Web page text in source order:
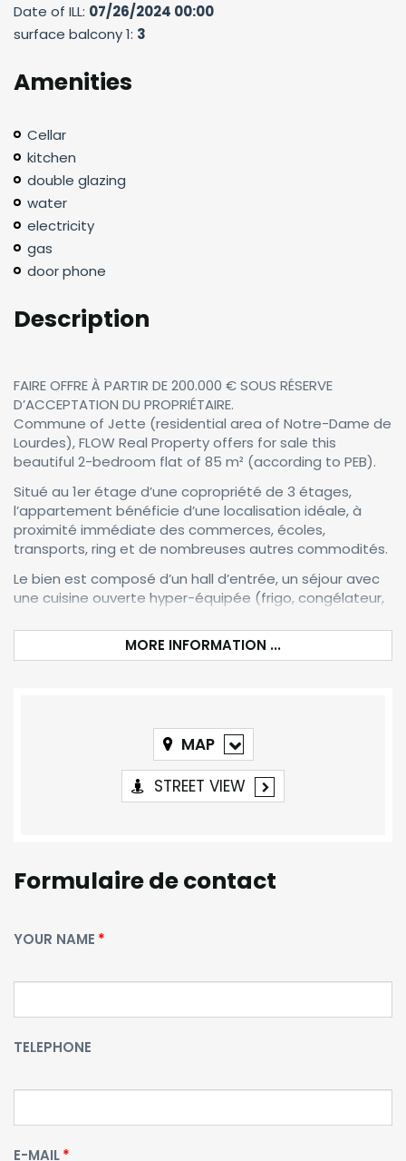
Date of ILL: 07/26/2024 00:00
surface balcony 1: 3
Amenities
Cellar
kitchen
double glazing
water
electricity
gas
door phone
Description
FAIRE OFFRE À PARTIR DE 200.000 € SOUS RÉSERVE
D’ACCEPTATION DU PROPRIÉTAIRE.
Commune of Jette (residential area of Notre-Dame de
Lourdes), FLOW Real Property offers for sale this
beautiful 2-bedroom flat of 85 m² (according to PEB).
Situé au 1er étage d’une copropriété de 3 étages,
l’appartement bénéficie d’une localisation idéale, à
proximité immédiate des commerces, écoles,
transports, ring et de nombreuses autres commodités.
Le bien est composé d’un hall d’entrée, un séjour avec
une cuisine ouverte hyper-équipée (frigo, congélateur,
MORE INFORMATION ...
MAP
STREET VIEW
Formulaire de contact
YOUR NAME
TELEPHONE
E-MAIL